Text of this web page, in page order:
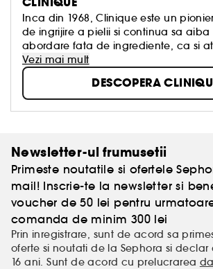
Inca din 1968, Clinique este un
de ingrijire a pielii si continua sa
abordare fata de ingrediente, ca si
alergeni, parabeni, ftalati, parfum
care ar putea dauna pielii. Toate
verificate riguros printr-o serie
pentru a fi sigure pentru piele.
Simplu. Sigur. Eficient. Testat pentru
Vezi mai mult
DESCOPERA
Newsletter-ul frumusetii
Primeste noutatile si ofertele
mail! Inscrie-te la newsletter si
voucher de 50 lei pentru
comanda de minim 300 lei
Prin inregistrare, sunt de acord sa
oferte si noutati de la Sephora si
16 ani. Sunt de acord cu prelucrarea